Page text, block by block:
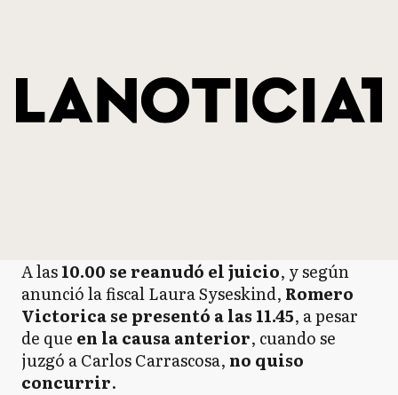
A las10.00 se reanudó el juicio, y según
anunció la fiscal Laura Syseskind, Romero
Victorica se presentó a las 11.45, a pesar
de que en la causa anterior, cuando se
juzgó a Carlos Carrascosa, no quiso
concurrir.